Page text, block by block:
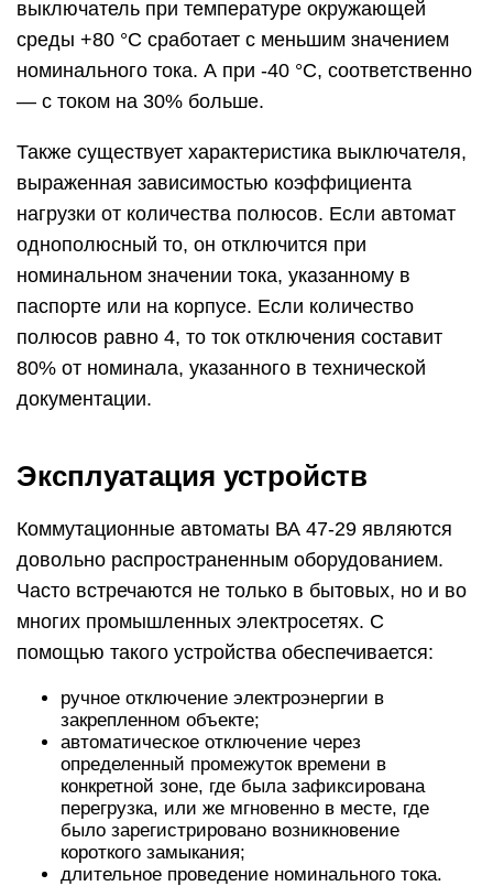
выключатель при температуре окружающей
среды +80 °С сработает с меньшим значением
номинального тока. А при -40 °С, соответственно
— с током на 30% больше.
Также существует характеристика выключателя,
выраженная зависимостью коэффициента
нагрузки от количества полюсов. Если автомат
однополюсный то, он отключится при
номинальном значении тока, указанному в
паспорте или на корпусе. Если количество
полюсов равно 4, то ток отключения составит
80% от номинала, указанного в технической
документации.
Эксплуатация устройств
Коммутационные автоматы ВА 47-29 являются
довольно распространенным оборудованием.
Часто встречаются не только в бытовых, но и во
многих промышленных электросетях. С
помощью такого устройства обеспечивается:
ручное отключение электроэнергии в
закрепленном объекте;
автоматическое отключение через
определенный промежуток времени в
конкретной зоне, где была зафиксирована
перегрузка, или же мгновенно в месте, где
было зарегистрировано возникновение
короткого замыкания;
длительное проведение номинального тока.